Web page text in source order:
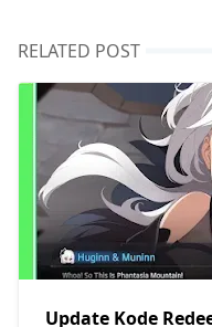
RELATED POST
Update Kode